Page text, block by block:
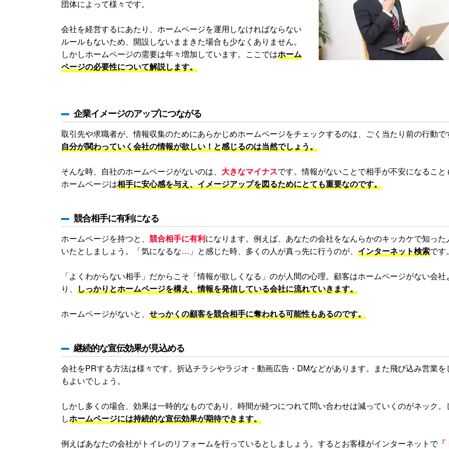
団体によって様々です。
会社を経営するにあたり、ホームページを運用しなければならない
ルールもないため、開設しないままきた場合も少なくありません。
しかしホームページの需要は年々増加しています。ここではホーム
ページの必要性について解説します。
企業イメージのアップにつながる
取引先や求職者が、情報収集のためにあらかじめホームページをチェックするのは、ごく当たり前の行動で
自分が関わっていく会社の情報が欲しい！と感じるのは当然でしょう。
そんな時、自社のホームページがないのは、 大きなマイナスです。情報がないことで相手が不安になること
ホームページは相手に安心感を与え、イメージアップを図るためにとても重要なのです。
競合相手に有利になる
ホームページを持つと、 競合相手に有利になります。例えば、あなたの会社をなんらかのキッカケで知った
いたとしましょう。「気になるな…」と感じた時、多くの人が真っ先に行うのが、 インターネット検索です。
「よくわからない相手」だからこそ「情報が欲しくなる」のが人間の心理。顧客はホームページがない会社
り、 しっかりとホームページを構え、情報を発信している会社に流れていきます。
ホームページがないと、 せっかくの顧客を競合相手に奪われる可能性もあるのです。
継続的な宣伝効果が見込める
会社をPRする方法は様々です。折込チラシやラジオ・動画広告・DMなどがあります。また飛び込み営業を
もよいでしょう。
しかし多くの場合、効果は一時的なものであり、時間が経つにつれて問い合わせは減っていくのがネック。
しホームページには持続的な宣伝効果が期待できます。
例えばあなたの会社がトイレのリフォームを行っているとしましょう。するとお客様がインターネットで「